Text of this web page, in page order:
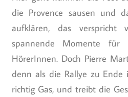
die Provence sausen und
aufklären, das verspricht
spannende Momente für
HörerInnen. Doch Pierre
denn als die Rallye zu
richtig Gas, und treibt die